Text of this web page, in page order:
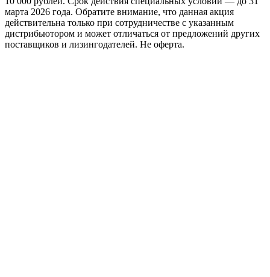
марта 2026 года. Обратите внимание, что данная акция
действительна только при сотрудничестве с указанным
дистрибьютором и может отличаться от предложений других
поставщиков и лизингодателей. Не оферта.